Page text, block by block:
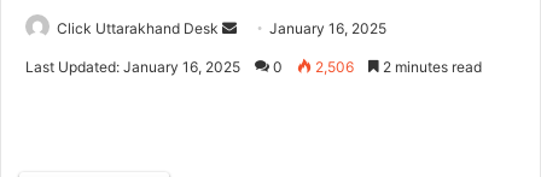
Click Uttarakhand Desk
e
January 16, 2025
Last Updated: January 16, 2025 0 2,506 2 minutes read